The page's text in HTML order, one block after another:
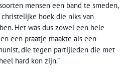
mensen een band te smeden,
hoek die niks van
Het was dus zowel een hele
een praatje maakte als een
die tegen partijleden die met
hard kon zijn.”